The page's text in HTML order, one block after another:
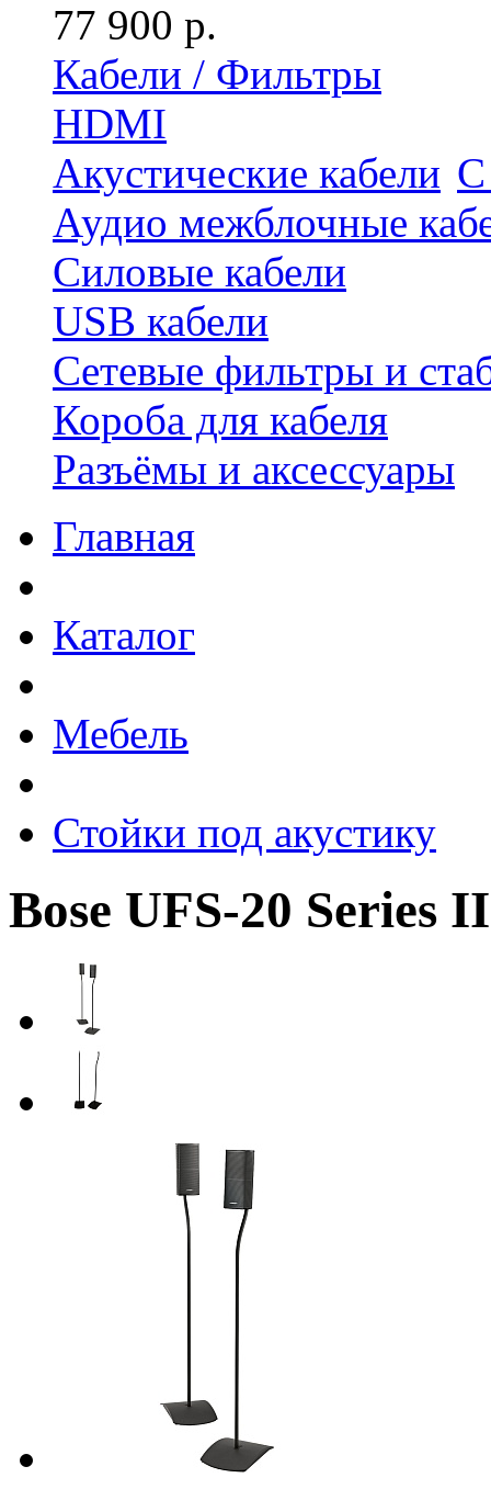
77 900 р.
Кабели / Фильтры
HDMI
Акустические кабели С
Аудио межблочные
Силовые кабели
USB кабели
Сетевые фильтры и
Короба для кабеля
Разъёмы и аксессуары
Главная
Каталог
Мебель
Стойки под акустику
Bose UFS-20 Series